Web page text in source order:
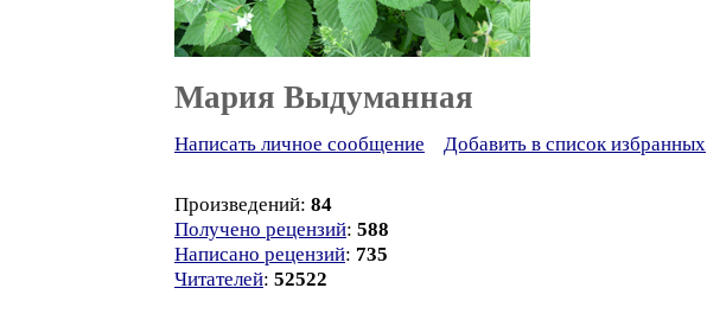
Мария Выдуманная
Написать личное сообщение Добавить в список избранных
Произведений: 84
Получено рецензий: 588
Написано рецензий: 735
Читателей: 52522